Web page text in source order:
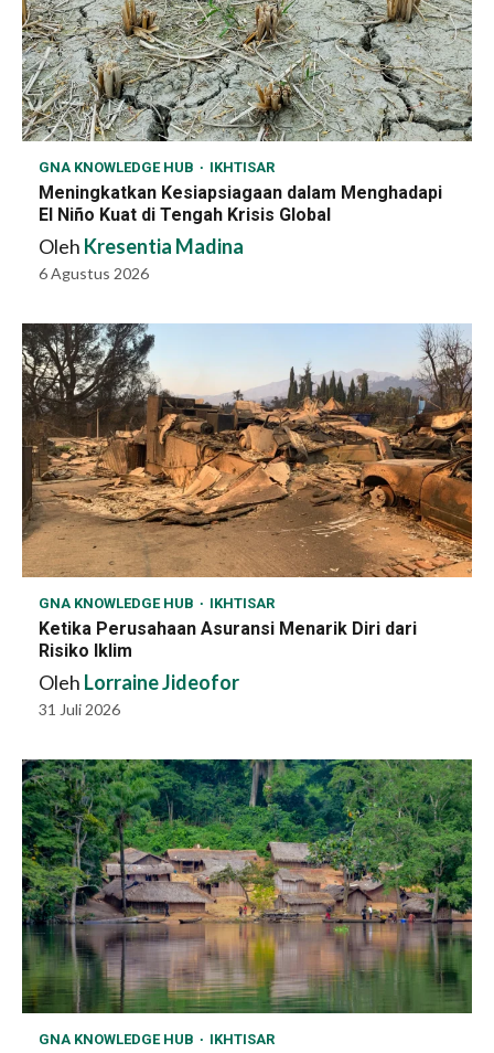
GNA KNOWLEDGE HUB IKHTISAR
Meningkatkan Kesiapsiagaan dalam Menghadapi
El Niño Kuat di Tengah Krisis Global
Oleh Kresentia Madina
6 Agustus 2026
GNA KNOWLEDGE HUB IKHTISAR
Ketika Perusahaan Asuransi Menarik Diri dari
Risiko Iklim
Oleh Lorraine Jideofor
31 Juli 2026
GNA KNOWLEDGE HUB IKHTISAR